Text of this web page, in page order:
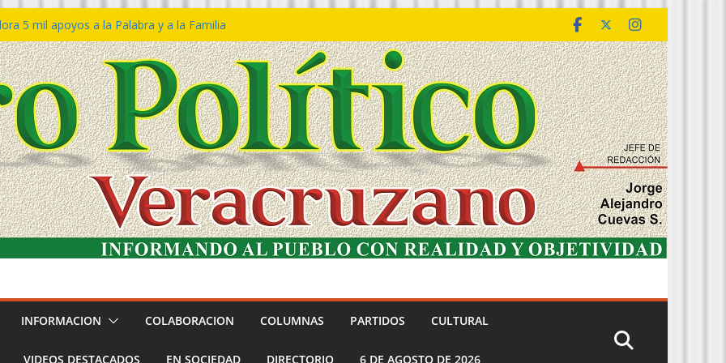
5 mil apoyos a la Palabra y a la Familia
Declaraciones de Procedencia en contra
𝙂𝙤𝙗𝙞𝙚𝙧𝙣𝙤 𝙙𝙚𝙡 𝙀𝙨𝙩𝙖𝙙𝙤 𝙖 𝙙𝙞𝙨𝙛𝙧𝙪𝙩𝙖𝙧
𝙙𝙚𝙡 𝙈𝙖𝙧 𝙚𝙣 𝘾𝙤𝙖𝙩𝙯𝙖𝙘𝙤𝙖𝙡𝙘𝙤𝙨
de policías con vocación de servicio y
SSP
rechaza acusaciones y asegura que
solicitud de desafuero
INFORMACION COLABORACION COLUMNAS PARTIDOS CULTURAL
VIDEOS DESTACADOS EN SOCIEDAD DIRECTORIO 6 DE AGOSTO DE 2026